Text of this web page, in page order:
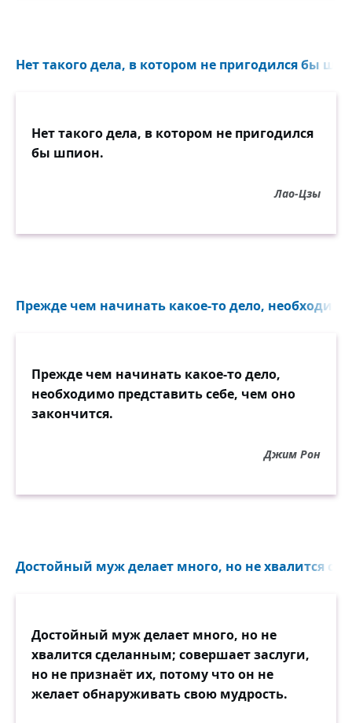
Нет такого дела, в котором не пригодился бы
Нет такого дела, в котором не пригодился
бы шпион.
Лао-Цзы
Прежде чем начинать какое-то дело,
Прежде чем начинать какое-то дело,
необходимо представить себе, чем оно
закончится.
Джим Рон
Достойный муж делает много, но не хвалится
Достойный муж делает много, но не
хвалится сделанным; совершает заслуги,
но не признаёт их, потому что он не
желает обнаруживать свою мудрость.